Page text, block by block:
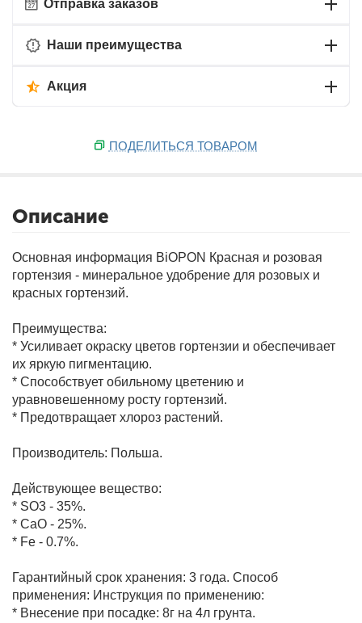
Фитолампы
Отправка заказов
Наши преимущества
Акция
ПОДЕЛИТЬСЯ ТОВАРОМ
Описание
Основная информация BiOPON Красная и розовая
гортензия - минеральное удобрение для розовых и
красных гортензий.
Преимущества:
* Усиливает окраску цветов гортензии и обеспечивает
их яркую пигментацию.
* Способствует обильному цветению и
уравновешенному росту гортензий.
* Предотвращает хлороз растений.
Производитель: Польша.
Действующее вещество:
* SO3 - 35%.
* CaO - 25%.
* Fe - 0.7%.
Гарантийный срок хранения: 3 года. Способ
применения: Инструкция по применению:
* Внесение при посадке: 8г на 4л грунта.